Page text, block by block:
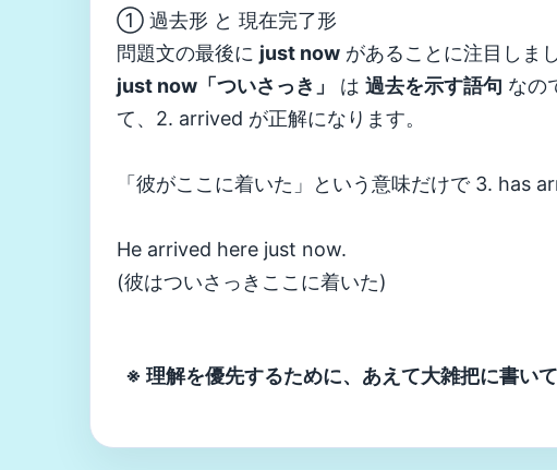
① 過去形 と 現在完了形
問題文の最後に just now があることに注目しま
just now「ついさっき」
は 過去を示す語句 なの
て、2. arrived が正解になります。
「彼がここに着いた」という意味だけで 3. has
He arrived here just now.
(彼はついさっきここに着いた)
※ 理解を優先するために、あえて大雑把に書い